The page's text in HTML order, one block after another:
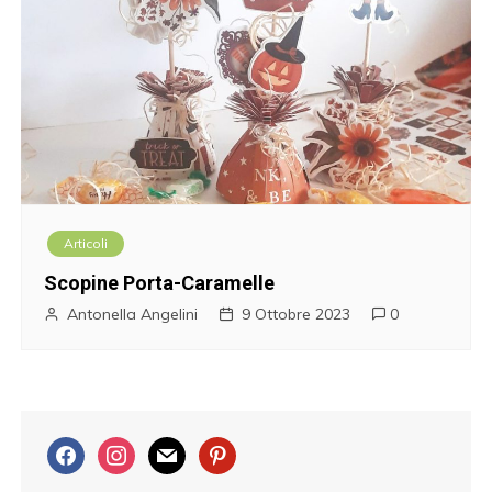
Articoli
Scopine Porta-Caramelle
Antonella Angelini 9 Ottobre 2023 0
f
a
i
n
m
a
p